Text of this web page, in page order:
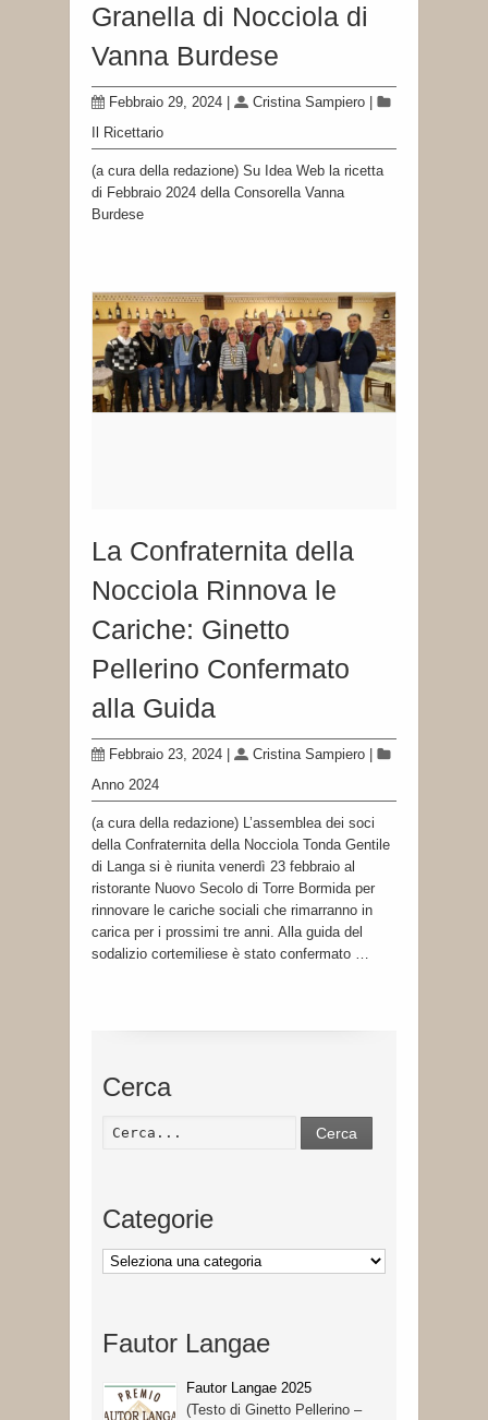
Granella di Nocciola di
Vanna Burdese
Febbraio 29, 2024 Cristina Sampiero
Il Ricettario
(a cura della redazione) Su Idea Web la ricetta
di Febbraio 2024 della Consorella Vanna
Burdese
La Confraternita della
Nocciola Rinnova le
Cariche: Ginetto
Pellerino Confermato
alla Guida
Febbraio 23, 2024 Cristina Sampiero
Anno 2024
(a cura della redazione) L’assemblea dei soci
della Confraternita della Nocciola Tonda Gentile
di Langa si è riunita venerdì 23 febbraio al
ristorante Nuovo Secolo di Torre Bormida per
rinnovare le cariche sociali che rimarranno in
carica per i prossimi tre anni. Alla guida del
sodalizio cortemiliese è stato confermato …
Cerca
Cerca
Categorie
Categorie
Fautor Langae
Fautor Langae 2025
(Testo di Ginetto Pellerino –